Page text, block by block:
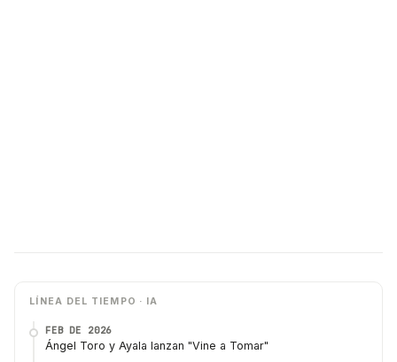
LÍNEA DEL TIEMPO · IA
FEB DE 2026
Ángel Toro y Ayala lanzan "Vine a Tomar"